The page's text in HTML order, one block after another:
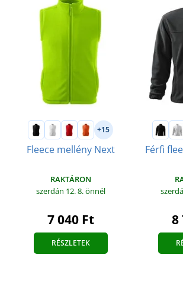
+15
Fleece mellény Next
RAKTÁRON
szerdán 12. 8.önnél
7 040 Ft
RÉSZLETEK
Férfi
8